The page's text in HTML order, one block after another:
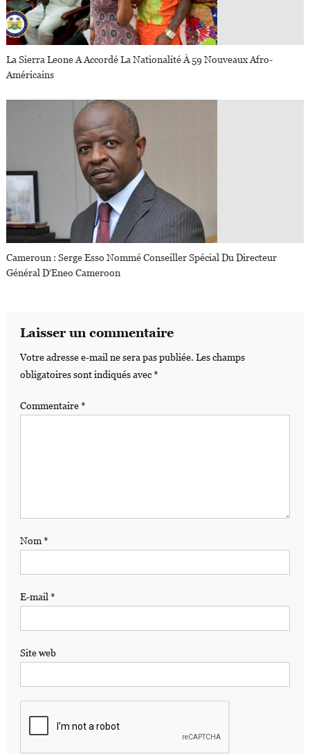
La Sierra Leone A Accordé La Nationalité À 59 Nouveaux Afro-
Américains
Cameroun : Serge Esso Nommé Conseiller Spécial Du Directeur
Général D’Eneo Cameroon
Laisser un commentaire
Votre adresse e-mail ne sera pas publiée. Les champs
obligatoires sont indiqués avec*
Commentaire*
Nom*
E-mail*
Site web